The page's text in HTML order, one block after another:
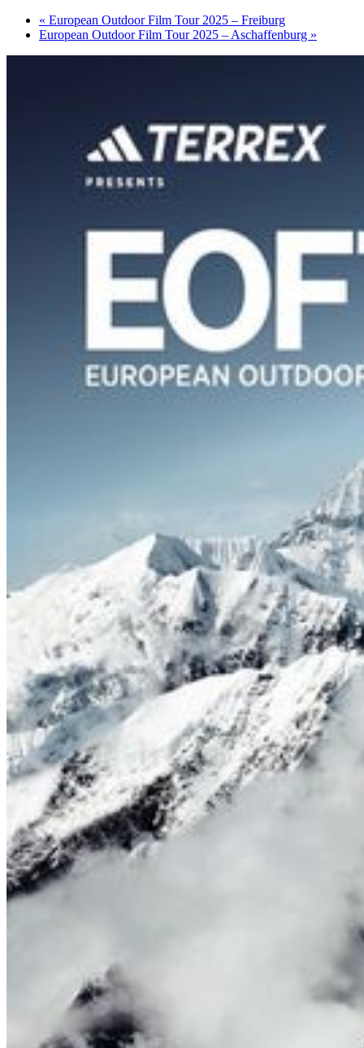
« European Outdoor Film Tour 2025 – Freiburg
European Outdoor Film Tour 2025 – Aschaffenburg »